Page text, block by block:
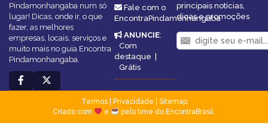
Pindamonhangaba num só
lugar! Dicas, onde ir, o que
fazer, as melhores
empresas, locais, serviços e
muito mais no guia Encontra
Pindamonhangaba.
Fale com o
EncontraPindamonhangaba
ANUNCIE:
Com
destaque |
Grátis
principais notícias,
dicas e promoções
Termos| Privacidade
Sitemap
Criado com
e pelo time do EncontraBrasil